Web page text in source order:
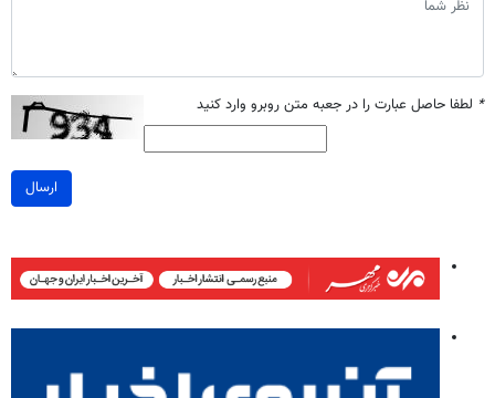
* لطفا حاصل عبارت را در جعبه متن روبرو وارد کنید
ارسال